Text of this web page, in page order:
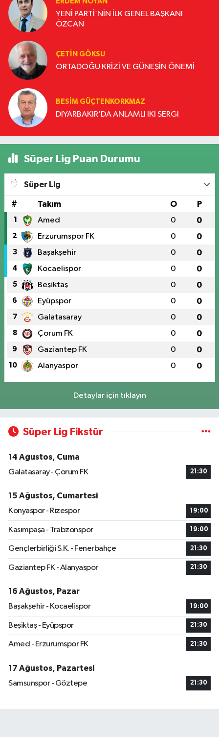
YENİ PARTİ’NİN İLK GENEL BAŞKANI
ÖZCAN
ÇETIN GÖKSU
ORTADOĞU KRİZİ VE GÜNEŞİN ÖNEMİ
BESIM GÜÇTENKORKMAZ
DİYARBAKIR’DA ANLAMLI İKİ SERGİ
Süper Lig Puan Durumu
Süper Lig
# Takım O P
1 Amed 0 0
2 Erzurumspor FK 0 0
3 Başakşehir 0 0
4 Kocaelispor 0 0
5 Beşiktaş 0 0
6 Eyüpspor 0 0
7 Galatasaray 0 0
8 Çorum FK 0 0
9 Gaziantep FK 0 0
10 Alanyaspor 0 0
Detaylar için tıklayın
Süper Lig Fikstür
14 Ağustos, Cuma
Galatasaray - Çorum FK
21:30
15 Ağustos, Cumartesi
Konyaspor - Rizespor
19:00
Kasımpaşa - Trabzonspor 19:00
Gençlerbirliği S.K. - Fenerbahçe 21:30
Gaziantep FK - Alanyaspor 21:30
16 Ağustos, Pazar
Başakşehir - Kocaelispor
19:00
Beşiktaş - Eyüpspor 21:30
Amed - Erzurumspor FK 21:30
17 Ağustos, Pazartesi
Samsunspor - Göztepe
21:30